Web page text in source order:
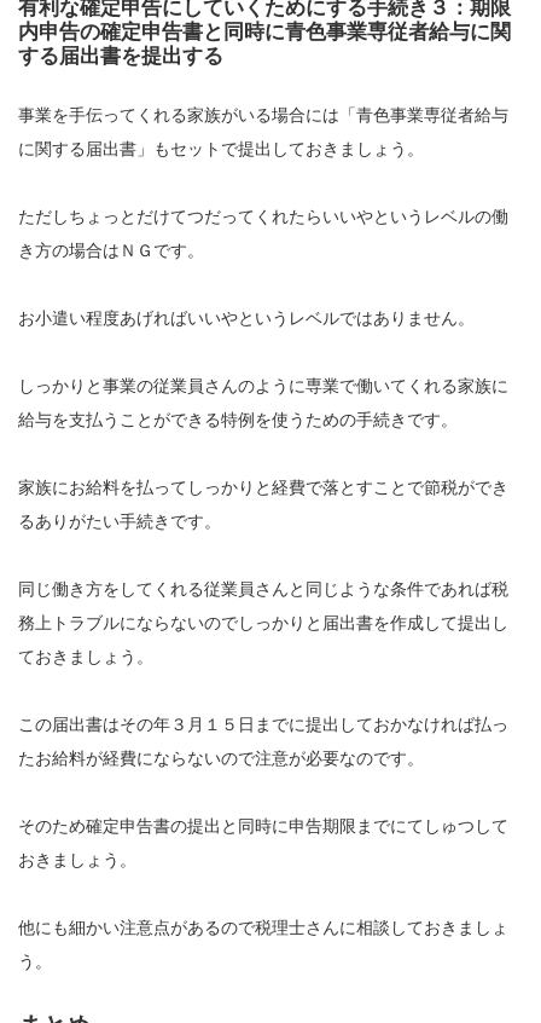
有利な確定申告にしていくためにする手続き３：期限
内申告の確定申告書と同時に青色事業専従者給与に関
する届出書を提出する
事業を手伝ってくれる家族がいる場合には「青色事業専従者給与
に関する届出書」もセットで提出しておきましょう。
ただしちょっとだけてつだってくれたらいいやというレベルの働
き方の場合はＮＧです。
お小遣い程度あげればいいやというレベルではありません。
しっかりと事業の従業員さんのように専業で働いてくれる家族に
給与を支払うことができる特例を使うための手続きです。
家族にお給料を払ってしっかりと経費で落とすことで節税ができ
るありがたい手続きです。
同じ働き方をしてくれる従業員さんと同じような条件であれば税
務上トラブルにならないのでしっかりと届出書を作成して提出し
ておきましょう。
この届出書はその年３月１５日までに提出しておかなければ払っ
たお給料が経費にならないので注意が必要なのです。
そのため確定申告書の提出と同時に申告期限までにてしゅつして
おきましょう。
他にも細かい注意点があるので税理士さんに相談しておきましょ
う。